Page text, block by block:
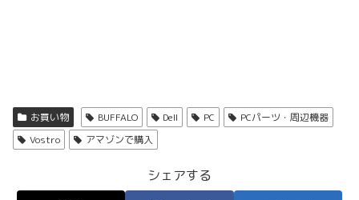
お買い物 BUFFALO Dell PC
PCパーツ・周辺機器
Vostro
アマゾンで購入
シェアする